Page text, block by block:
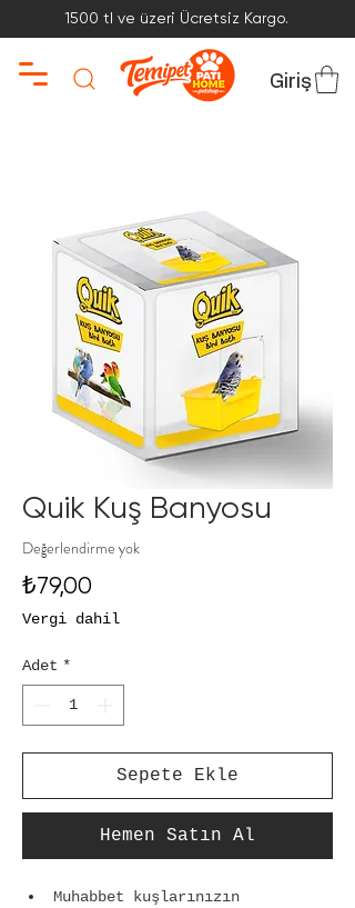
1500 tl ve üzeri Ücretsiz Kargo.
Giriş
Quik Kuş Banyosu
Değerlendirme yok
₺79,00Fiyat
Vergi dahil
Adet *
Sepete Ekle
Hemen Satın Al
Muhabbet kuşlarınızın